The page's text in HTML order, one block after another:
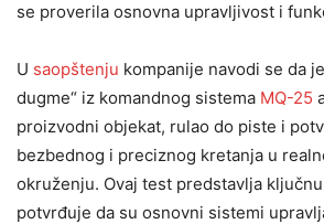
se proverila osnovna upravljivost i
U saopštenju kompanije navodi se da
dugme“ iz komandnog sistema MQ-25
proizvodni objekat, rulao do piste i
bezbednog i preciznog kretanja u
okruženju. Ovaj test predstavlja
potvrđuje da su osnovni sistemi